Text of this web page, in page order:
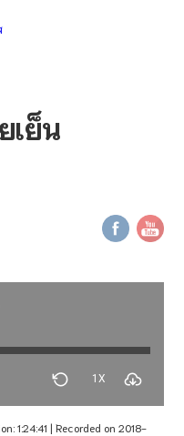
เย็น
1X
1:24:41 |Recorded on 2018-